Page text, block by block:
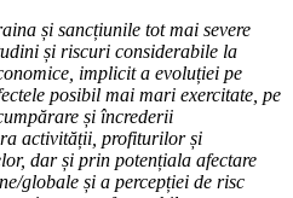
și sancțiunile tot mai severe
și riscuri considerabile la
implicit a evoluției pe
posibil mai mari exercitate, pe
și încrederii
activității, profiturilor și
dar și prin potențiala afectare
globale și a percepției de risc